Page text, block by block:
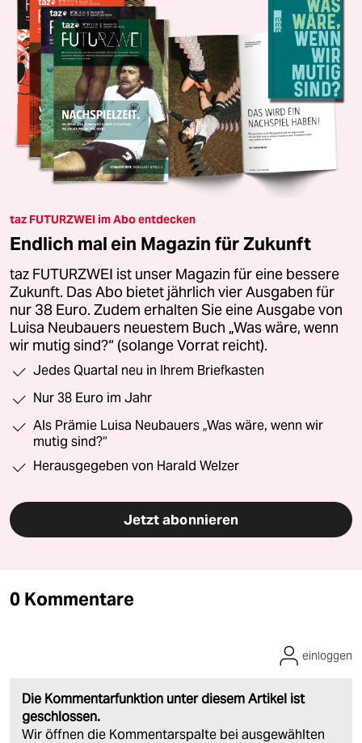
taz FUTURZWEI im Abo entdecken
Endlich mal ein Magazin für Zukunft
taz FUTURZWEI ist unser Magazin für eine bessere
Zukunft. Das Abo bietet jährlich vier Ausgaben für
nur 38 Euro. Zudem erhalten Sie eine Ausgabe von
Luisa Neubauers neuestem Buch „Was wäre, wenn
wir mutig sind?“ (solange Vorrat reicht).
Jedes Quartal neu in Ihrem Briefkasten
Nur 38 Euro im Jahr
Als Prämie Luisa Neubauers „Was wäre, wenn wir
mutig sind?“
Herausgegeben von Harald Welzer
Jetzt abonnieren
0 Kommentare
Die Kommentarfunktion unter diesem Artikel ist
geschlossen.
Wir öffnen die Kommentarspalte bei ausgewählten
einloggen